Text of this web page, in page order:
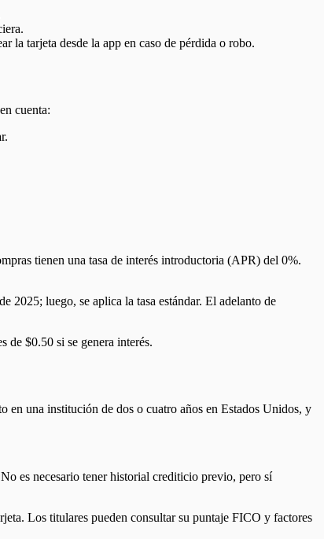
la tarjeta desde la app en caso de pérdida o robo.
cuenta:
tienen una tasa de interés introductoria (APR) del 0%.
2025; luego, se aplica la tasa estándar. El adelanto de
de $0.50 si se genera interés.
en una institución de dos o cuatro años en Estados Unidos, y
es necesario tener historial crediticio previo, pero sí
Los titulares pueden consultar su puntaje FICO y factores